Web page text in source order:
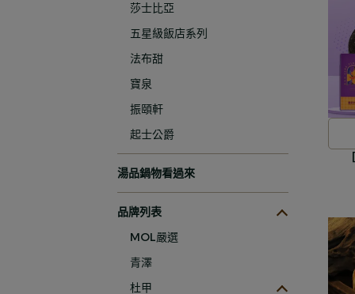
莎士比亞
五星級飯店系列
法布甜
寶泉
振頤軒
起士公爵
湯品鍋物看過來
品牌列表
MOL嚴選
青澤
杜甲